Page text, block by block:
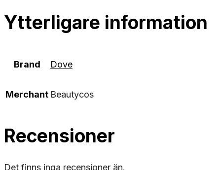
Ytterligare information
Brand Dove
Merchant Beautycos
Recensioner
Det finns inga recensioner än.